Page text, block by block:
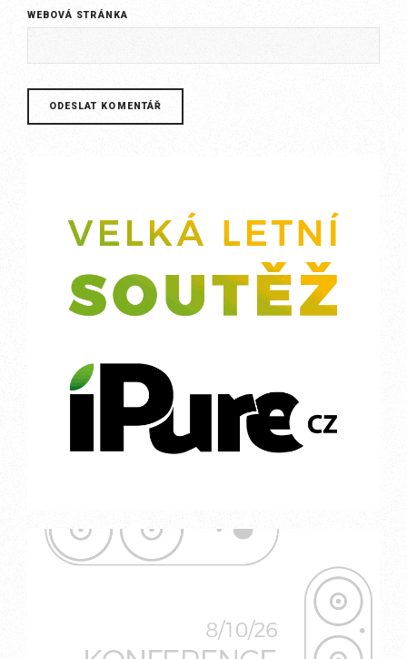
WEBOVÁ STRÁNKA